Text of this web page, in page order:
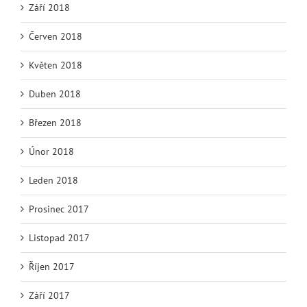
Září 2018
Červen 2018
Květen 2018
Duben 2018
Březen 2018
Únor 2018
Leden 2018
Prosinec 2017
Listopad 2017
Říjen 2017
Září 2017